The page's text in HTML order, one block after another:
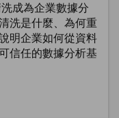
成為企業數據分
洗是什麼、為何重
明企業如何從資料
信任的數據分析基